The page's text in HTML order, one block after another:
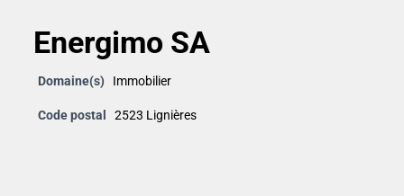
Energimo SA
Domaine(s) Immobilier
Code postal 2523 Lignières